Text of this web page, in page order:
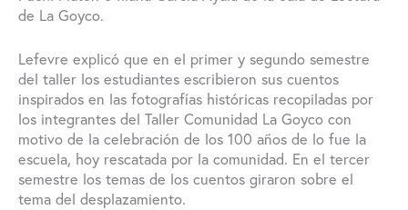
de La Goyco.
Lefevre explicó que en el primer y segundo semestre
del taller los estudiantes escribieron sus cuentos
inspirados en las fotografías históricas recopiladas por
los integrantes del Taller Comunidad La Goyco con
motivo de la celebración de los 100 años de lo fue la
escuela, hoy rescatada por la comunidad. En el tercer
semestre los temas de los cuentos giraron sobre el
tema del desplazamiento.